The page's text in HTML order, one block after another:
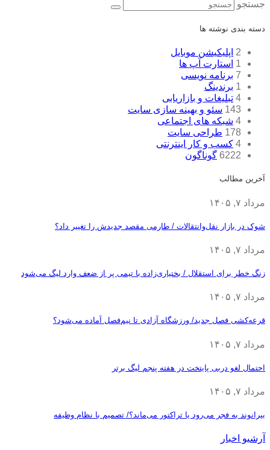
جستجو
دسته بندی نوشته ها
2 اپلیکیشن موبایل
1 استارت آپ ها
7 برنامه نویسی
1 برندینگ
4 تبلیغات و بازاریابی
143 سئو و بهینه سازی سایت
4 شبکه های اجتماعی
178 طراحی سایت
4 کسب و کار اینترنتی
6222 گوناگون
آخرین مطالب
مرداد ۷, ۱۴۰۵
شوک در بازار نقل‌وانتقالات / طارمی مقصد جدیدش را تغییر داد؟
مرداد ۷, ۱۴۰۵
زنگ خطر برای استقلال / بختیاری‌زاده با تیمی پر از ضعف وارد لیگ می‌شود
مرداد ۷, ۱۴۰۵
قرعه‎‌کشی فصل جدید/ ورزشگاه آزادی تا نیم‌فصل آماده می‌شود؟
مرداد ۷, ۱۴۰۵
احتمال لغو دربی پایتخت در هفته پنجم لیگ برتر
مرداد ۷, ۱۴۰۵
بیرانوند به فجر می‌رود یا تراکتور می‌ماند؟/ تصمیم با نظام وظیفه
آرشیو اخبار